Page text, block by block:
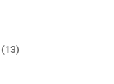
1313